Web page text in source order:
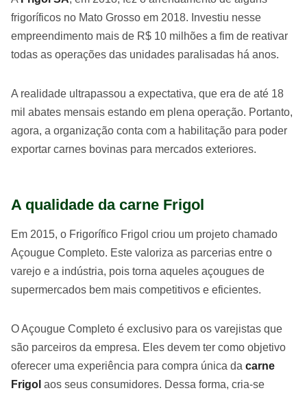
frigoríficos no Mato Grosso em 2018. Investiu nesse
empreendimento mais de R$ 10 milhões a fim de reativar
todas as operações das unidades paralisadas há anos.
A realidade ultrapassou a expectativa, que era de até 18
mil abates mensais estando em plena operação. Portanto,
agora, a organização conta com a habilitação para poder
exportar carnes bovinas para mercados exteriores.
A qualidade da carne Frigol
Em 2015, o Frigorífico Frigol criou um projeto chamado
Açougue Completo. Este valoriza as parcerias entre o
varejo e a indústria, pois torna aqueles açougues de
supermercados bem mais competitivos e eficientes.
O Açougue Completo é exclusivo para os varejistas que
são parceiros da empresa. Eles devem ter como objetivo
oferecer uma experiência para compra única da carne
Frigol aos seus consumidores. Dessa forma, cria-se